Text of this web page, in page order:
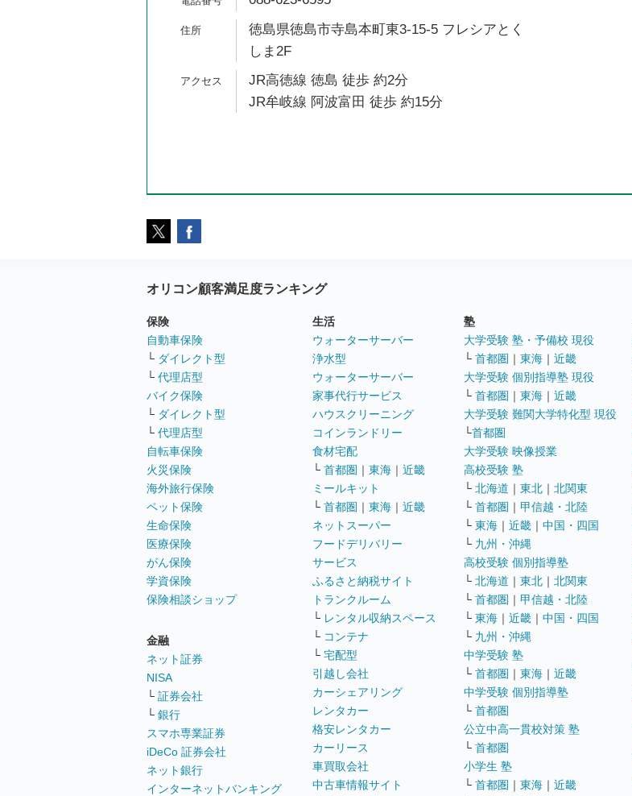
徳島県徳島市寺島本町東3-15-5 フレシアとく
しま2F
JR高徳線 徳島 徒歩 約2分
JR牟岐線 阿波富田 徒歩 約15分
オリコン顧客満足度ランキング
保険
自動車保険
└ ダイレクト型
└ 代理店型
バイク保険
└ ダイレクト型
└ 代理店型
自転車保険
火災保険
海外旅行保険
ペット保険
生命保険
医療保険
がん保険
学資保険
保険相談ショップ
金融
ネット証券
NISA
└ 証券会社
└ 銀行
スマホ専業証券
iDeCo 証券会社
ネット銀行
インターネットバンキング
生活
ウォーターサーバー
浄水型
ウォーターサーバー
家事代行サービス
ハウスクリーニング
コインランドリー
食材宅配
└ 首都圏 ｜ 東海 ｜ 近畿
ミールキット
└ 首都圏 ｜ 東海 ｜ 近畿
ネットスーパー
フードデリバリー
サービス
ふるさと納税サイト
トランクルーム
└ レンタル収納スペース
└ コンテナ
└ 宅配型
引越し会社
カーシェアリング
レンタカー
格安レンタカー
カーリース
車買取会社
中古車情報サイト
塾
大学受験 塾・予備校 現役
└ 首都圏 ｜ 東海 ｜ 近畿
大学受験 個別指導塾 現役
└ 首都圏 ｜ 東海 ｜ 近畿
大学受験 難関大学特化型 現役
└首都圏
大学受験 映像授業
高校受験 塾
└ 北海道 ｜ 東北 ｜ 北関東
└ 首都圏 ｜ 甲信越・北陸
└ 東海 ｜ 近畿 ｜ 中国・四国
└ 九州・沖縄
高校受験 個別指導塾
└ 北海道 ｜ 東北 ｜ 北関東
└ 首都圏 ｜ 甲信越・北陸
└ 東海 ｜ 近畿 ｜ 中国・四国
└ 九州・沖縄
中学受験 塾
└ 首都圏 ｜ 東海 ｜ 近畿
中学受験 個別指導塾
└ 首都圏
公立中高一貫校対策 塾
└ 首都圏
小学生 塾
└ 首都圏 ｜ 東海 ｜ 近畿